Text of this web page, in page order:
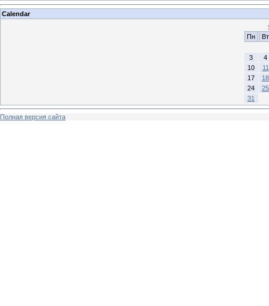
Calendar
Пн
Вт
3
4
10
11
17
18
24
25
31
Полная версия сайта